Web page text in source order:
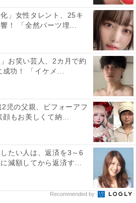
」女性タレント、25キ
！ 「全然パーツ埋...
お笑い芸人、2カ月で約
成功！ 「イケメ...
児の父親、ビフォーアフ
顔もお美しくて納...
たい人は、返済を3～6
減額してから返済す...
Recommended by